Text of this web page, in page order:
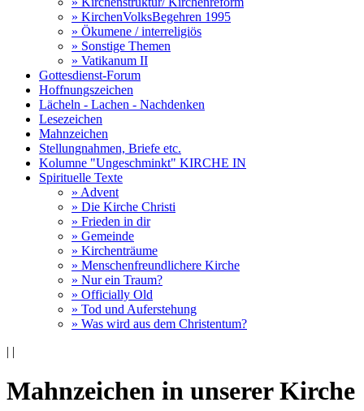
» KirchenVolksBegehren 1995
» Ökumene / interreligiös
» Sonstige Themen
» Vatikanum II
Gottesdienst-Forum
Hoffnungszeichen
Lächeln - Lachen - Nachdenken
Lesezeichen
Mahnzeichen
Stellungnahmen, Briefe etc.
Kolumne "Ungeschminkt" KIRCHE IN
Spirituelle Texte
» Advent
» Die Kirche Christi
» Frieden in dir
» Gemeinde
» Kirchenträume
» Menschenfreundlichere Kirche
» Nur ein Traum?
» Officially Old
» Tod und Auferstehung
» Was wird aus dem Christentum?
| |
Mahnzeichen in unserer Kirche